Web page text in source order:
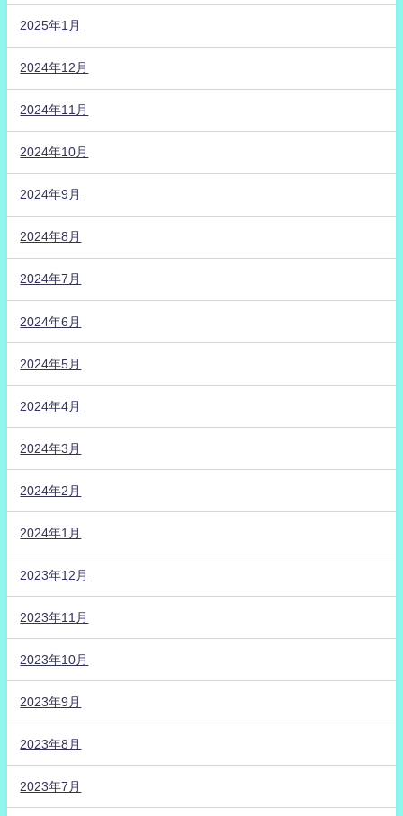
2025年1月
2024年12月
2024年11月
2024年10月
2024年9月
2024年8月
2024年7月
2024年6月
2024年5月
2024年4月
2024年3月
2024年2月
2024年1月
2023年12月
2023年11月
2023年10月
2023年9月
2023年8月
2023年7月